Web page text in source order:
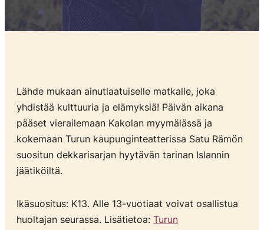
Lähde mukaan ainutlaatuiselle matkalle, joka
yhdistää kulttuuria ja elämyksiä! Päivän aikana
pääset vierailemaan Kakolan myymälässä ja
kokemaan Turun kaupunginteatterissa Satu Rämön
suositun dekkarisarjan hyytävän tarinan Islannin
jäätiköiltä.
Ikäsuositus: K13. Alle 13-vuotiaat voivat osallistua
huoltajan seurassa. Lisätietoa: Turun